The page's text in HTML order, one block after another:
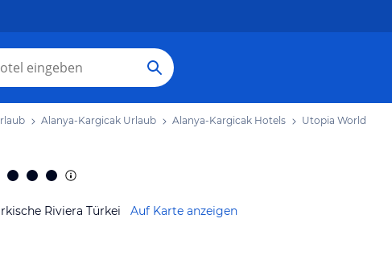
Alanya-Kargicak Urlaub Alanya-Kargicak Hotels Utopia World
Riviera Türkei Auf Karte anzeigen